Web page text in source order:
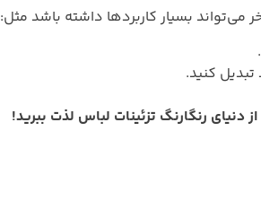
می‌تواند بسیار کاربردها داشته باشد مثل:
کنید.
دنیای رنگارنگ تزئینات لباس لذت ببرید!